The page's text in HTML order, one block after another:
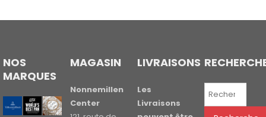
NOS
MARQUES
MAGASIN
Nonnemillen
Center
LIVRAISONS
Les
Livraisons
Recherche